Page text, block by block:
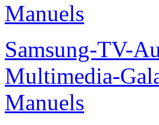
Manuels
Samsung-TV-
Multimedia-
Manuels